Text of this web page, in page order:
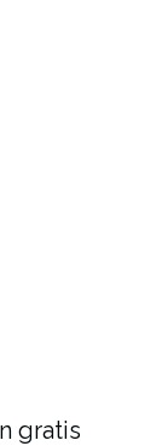
gratis